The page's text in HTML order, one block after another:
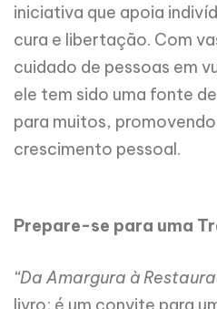
iniciativa que apoia
cura e libertação. Com
cuidado de pessoas em
ele tem sido uma fonte
para muitos,
crescimento pessoal.
Prepare-se para uma
“Da Amargura à
livro; é um convite para